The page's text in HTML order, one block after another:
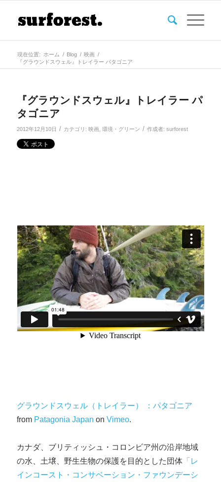
現在位置: ホーム / Blog / 映画 /
『グラウンドスウェル』トレイラー パタゴニア
『グラウンドスウェル』トレイラー パ
タゴニア
2012年12月10日 / カテゴリ: 映画 環境・グリーン / 作成者: surforest
グラウンドスウェル（トレイラー） ：パタゴニア
from Patagonia Japan on Vimeo.
カナダ、ブリティッシュ・コロンビア州の沿岸地域
の水、土壌、野生生物の保護を目的とした団体「レ
インコースト・コンサベーション・ファウンデーシ